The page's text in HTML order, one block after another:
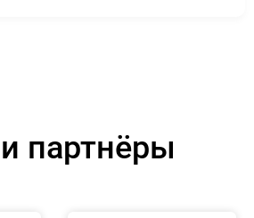
партнёры